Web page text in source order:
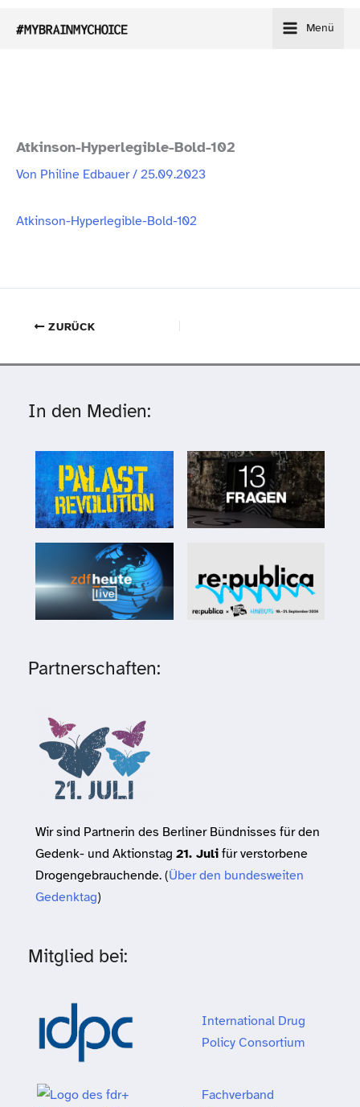
Inhalt
Menü
Atkinson-​Hyperlegible-​Bold-​102
Von Philine Edbauer/25.09.2023
Atkinson-​Hyperlegible-​Bold-​102
ZURÜCK
In den Medien:
Partnerschaften:
Wir sind Partnerin des Berliner Bündnisses für den
Gedenk- und Aktionstag 21. Julifür verstorbene
Drogengebrauchende. (Über den bundesweiten
Gedenktag)
Mitglied bei:
International Drug
Policy Consortium
Fachverband